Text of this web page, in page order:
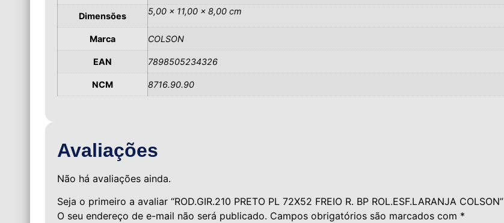
Dimensões 5,00 × 11,00 × 8,00 cm
Marca COLSON
EAN 7898505234326
NCM 8716.90.90
Avaliações
Não há avaliações ainda.
Seja o primeiro a avaliar “ROD.GIR.210 PRETO PL 72X52 FREIO R. BP ROL.ESF.LARANJA COLSON”
O seu endereço de e-mail não será publicado. Campos obrigatórios são marcados com *